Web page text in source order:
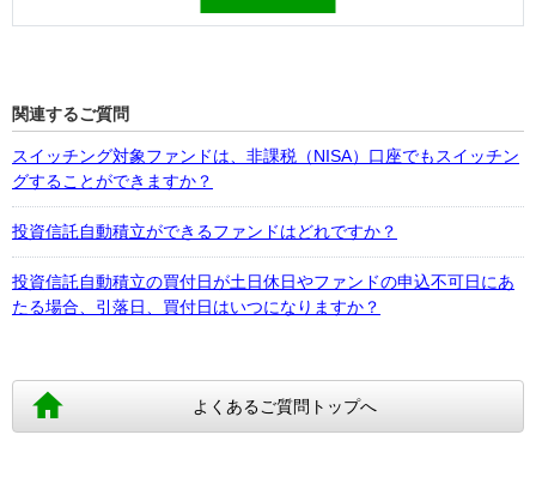
関連するご質問
スイッチング対象ファンドは、非課税（NISA）口座でもスイッチン
グすることができますか？
投資信託自動積立ができるファンドはどれですか？
投資信託自動積立の買付日が土日休日やファンドの申込不可日にあ
たる場合、引落日、買付日はいつになりますか？
よくあるご質問トップへ